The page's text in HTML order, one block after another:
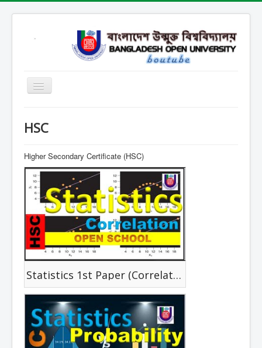
Open School
SARD
SOB
SOE
SSHL
SST
Contact
HSC
Higher Secondary Certificate (HSC)
Statistics 1st Paper (Correlation)